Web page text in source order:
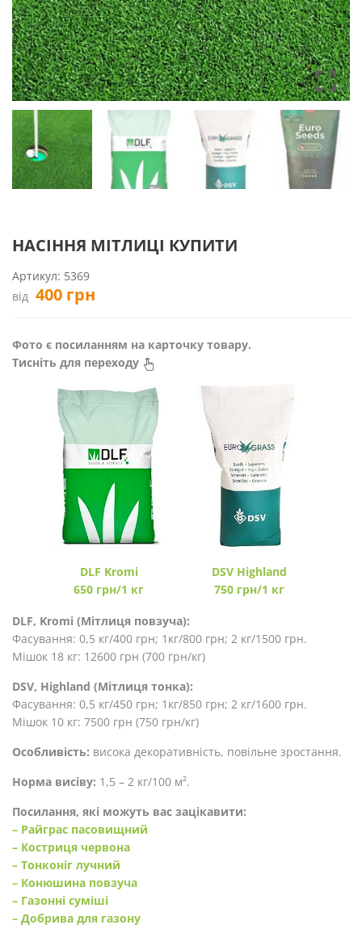
НАСІННЯ МІТЛИЦІ КУПИТИ
Артикул: 5369
від 400 грн
Фото є посиланням на карточку товару.
Тисніть для переходу
DLF Kromi
650 грн/1 кг
DSV Highland
750 грн/1 кг
DLF, Kromi (Мітлиця повзуча):
Фасування: 0,5 кг/400 грн; 1кг/800 грн; 2 кг/1500 грн.
Мішок 18 кг: 12600 грн (700 грн/кг)
DSV, Highland (Мітлиця тонка):
Фасування: 0,5 кг/450 грн; 1кг/850 грн; 2 кг/1600 грн.
Мішок 10 кг: 7500 грн (750 грн/кг)
Особливість: висока декоративність, повільне зростання.
Норма висіву: 1,5 – 2 кг/100 м².
Посилання, які можуть вас зацікавити:
– Райграс пасовищний
– Костриця червона
– Тонконіг лучний
– Конюшина повзуча
– Газонні суміші
– Добрива для газону